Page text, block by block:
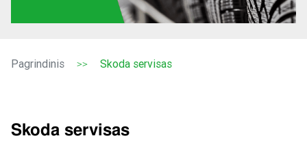
Pagrindinis >> Skoda servisas
Skoda servisas